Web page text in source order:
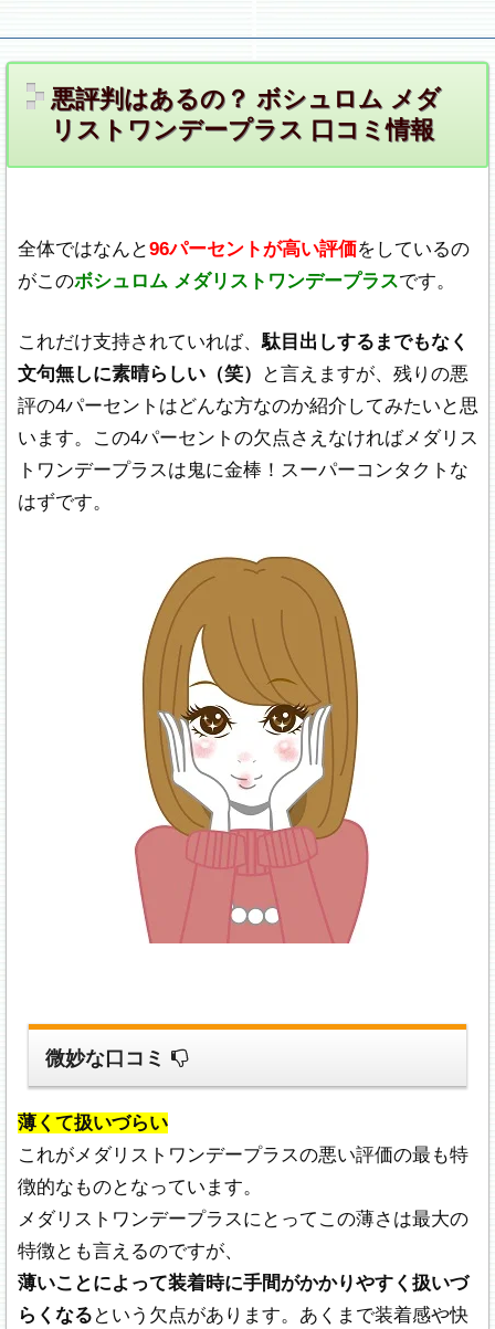
悪評判はあるの？ ボシュロム メダ
リストワンデープラス 口コミ情報
全体ではなんと96パーセントが高い評価をしているの
がこのボシュロム メダリストワンデープラスです。
これだけ支持されていれば、駄目出しするまでもなく
文句無しに素晴らしい（笑）
と言えますが、残りの悪
評の4パーセントはどんな方なのか紹介してみたいと思
います。この4パーセントの欠点さえなければメダリス
トワンデープラスは鬼に金棒！スーパーコンタクトな
はずです。
微妙な口コミ
薄くて扱いづらい
これがメダリストワンデープラスの悪い評価の最も特
徴的なものとなっています。
メダリストワンデープラスにとってこの薄さは最大の
特徴とも言えるのですが、
薄いことによって装着時に手間がかかりやすく扱いづ
らくなる という欠点があります。あくまで装着感や快